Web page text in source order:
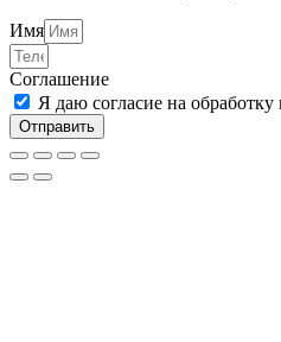
Имя
Соглашение
Я даю согласие на
Отправить